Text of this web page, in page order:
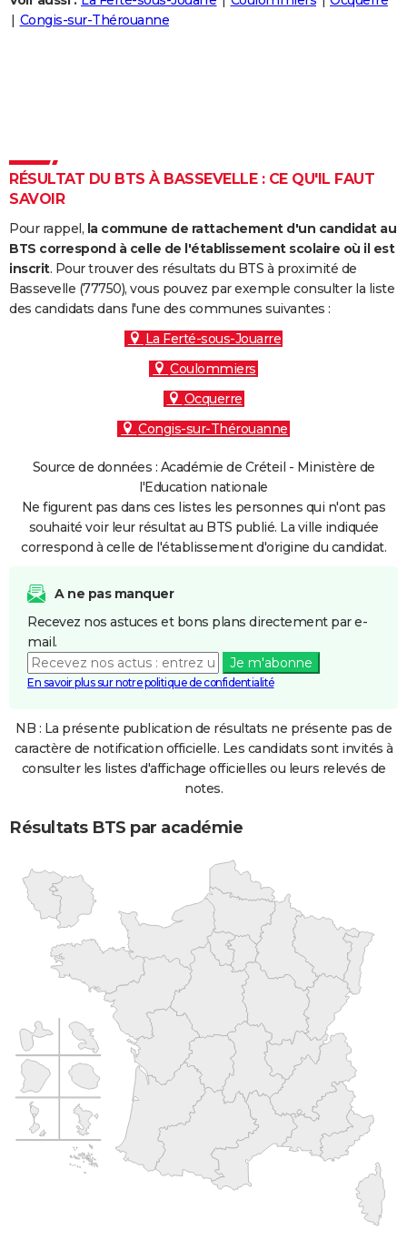
Destinations
City break
Voyage nature
Voyage de noces
Forum
Climat
+PHOTO
Carte de Noël
Carte Bonne année
Carte Saint-Valentin
Carte Pâques
Carte d'anniversaire
DICTIONNAIRE
Dictionnaire
Biographies
Citations
Expressions
Proverbes
PROGRAMME TV
COPAINS D'AVANT
S'inscrire
Se connecter
Lycées
Collèges
Primaires
Universités
Entreprises
Service militaire
Avis de recherche
AVIS DE DÉCÈS
FORUM
Congis-sur-Thérouanne
RÉSULTAT DU BTS À BASSEVELLE : CE QU'IL FAUT
SAVOIR
Pour rappel, la commune de rattachement d'un candidat au
BTS correspond à celle de l'établissement scolaire où il est
inscrit. Pour trouver des résultats du BTS à proximité de
Bassevelle (77750), vous pouvez par exemple consulter la liste
des candidats dans l'une des communes suivantes :
La Ferté-sous-Jouarre
Coulommiers
Ocquerre
Congis-sur-Thérouanne
Source de données : Académie de Créteil - Ministère de
l'Education nationale
Ne figurent pas dans ces listes les personnes qui n'ont pas
souhaité voir leur résultat au BTS publié. La ville indiquée
correspond à celle de l'établissement d'origine du candidat.
A ne pas manquer
Recevez nos astuces et bons plans directement par e-
mail.
Je m'abonne
En savoir plus sur notre politique de confidentialité
NB : La présente publication de résultats ne présente pas de
caractère de notification officielle. Les candidats sont invités à
consulter les listes d'affichage officielles ou leurs relevés de
notes.
Résultats BTS par académie